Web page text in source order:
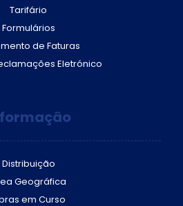
Tarifário
Formulários
de Faturas
Eletrónico
Distribuição
Geográfica
em Curso